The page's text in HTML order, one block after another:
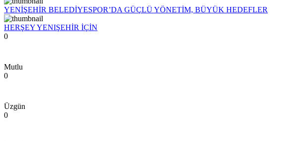
YENİŞEHİR BELEDİYESPOR’DA GÜÇLÜ YÖNETİM, BÜYÜK HEDEFLER
HERŞEY YENIŞEHİR İÇİN
0
Mutlu
0
Üzgün
0